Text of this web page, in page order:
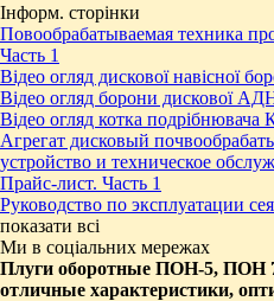
Інформ. сторінки
Повообрабатываемая техника
Часть 1
Відео огляд дискової навісної
Відео огляд борони дискової
Відео огляд котка подрібнювача
Агрегат дисковый
устройство и техническое
Прайс-лист. Часть 1
Руководство по эксплуатации
показати всі
Ми в соціальних мережах
Плуги оборотные ПОН-5, ПОН 7
отличные характеристики,